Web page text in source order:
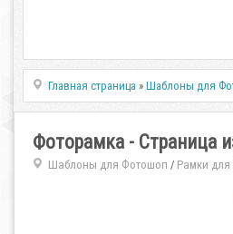
Главная страница »Шаблоны для
Фоторамка - Страница
Шаблоны для Фотошоп / Рамки для